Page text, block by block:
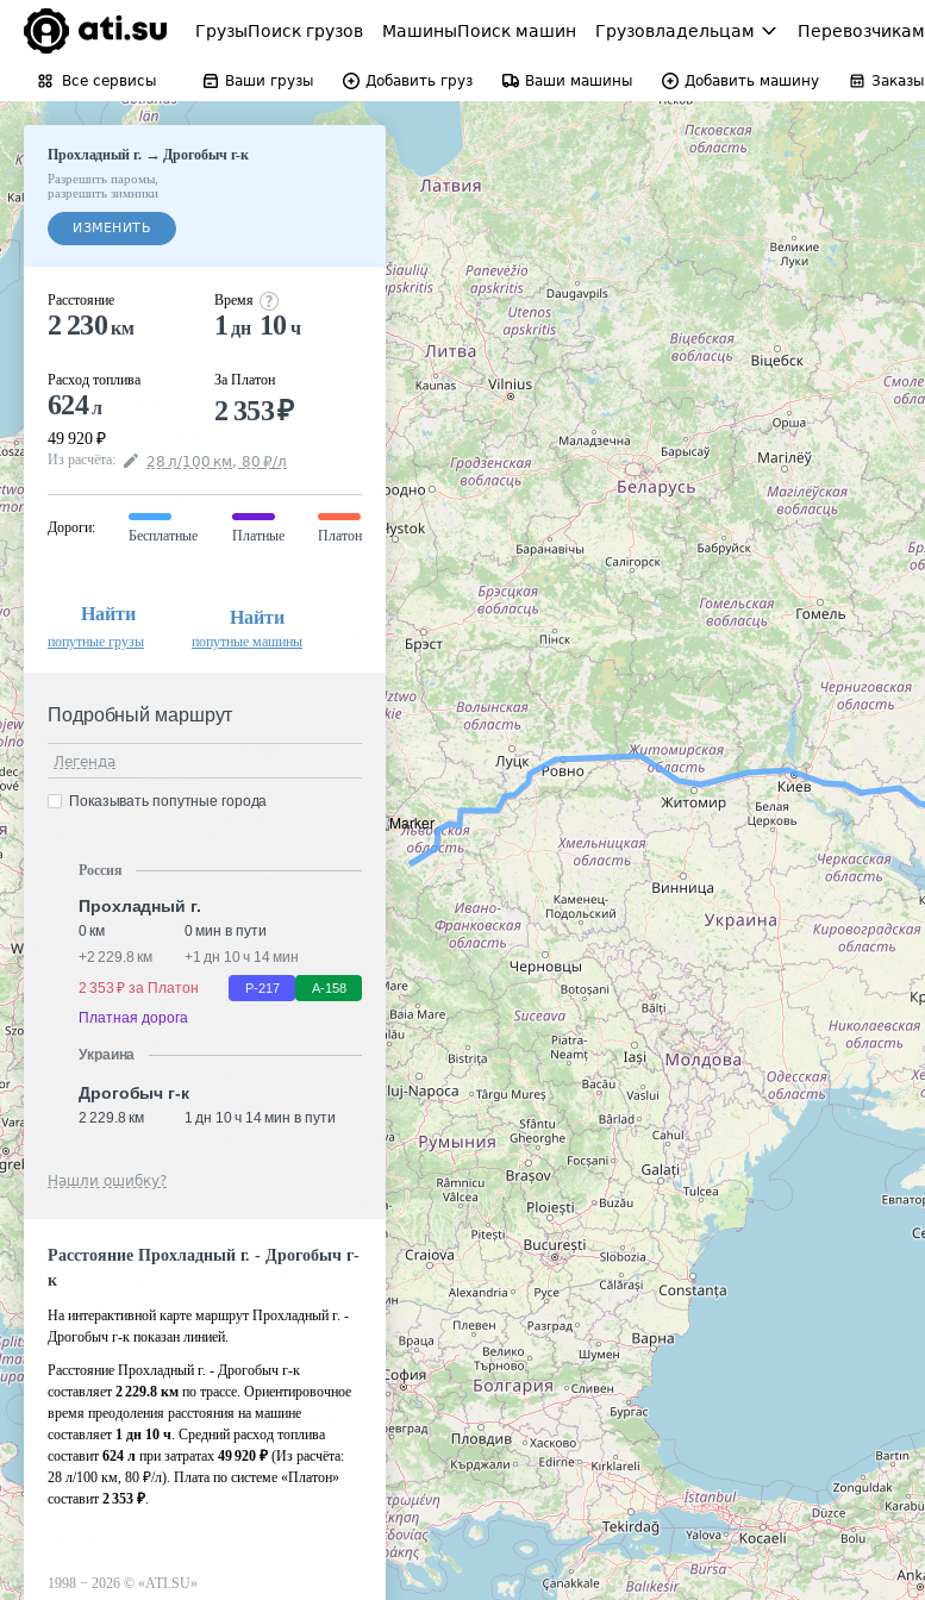
ГрузыПоиск грузов МашиныПоиск машин Грузовладельцам Перевозчикам
Все сервисы Ваши грузы Добавить груз Ваши машины Добавить машину Заказы
Прохладный г.→Дрогобыч г-к
Разрешить паромы
разрешить зимники
ИЗМЕНИТЬ
Расстояние
2 230км
Расход топлива
624л
49 920 ₽
Время
1 дн 10 ч
За Платон
2 353₽
Из расчёта: 28 л/100 км, 80 ₽/л
Дороги:
Бесплатные Платные Платон
Найти
попутные грузы
Найти
попутные машины
Подробный маршрут
Легенда
Показывать попутные города
Россия
Прохладный г.
0 км
0 мин в пути
+2 229.8 км +1 дн 10 ч 14 мин
2 353 ₽ за Платон
Р-217 А-158
Платная дорога
Украина
Дрогобыч г-к
2 229.8 км 1 дн 10 ч 14 мин в пути
Нашли ошибку?
Расстояние Прохладный г. - Дрогобыч г-
к
На интерактивной карте маршрут Прохладный г. -
Дрогобыч г-к показан линией.
Расстояние Прохладный г. - Дрогобыч г-к
составляет 2 229.8 км по трассе. Ориентировочное
время преодоления расстояния на машине
составляет 1 дн 10 ч. Средний расход топлива
составит 624 л при затратах 49 920 ₽ (Из расчёта:
28 л/100 км, 80 ₽/л). Плата по системе «Платон»
составит 2 353 ₽.
1998 − 2026 © «ATI.SU»